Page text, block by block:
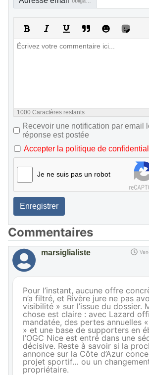
1000 Caractères restants
Recevoir une notification par email
réponse est postée
Accepter la politique de
Je ne suis pas un robot
Enregistrer
Commentaires
marsiglialiste
Pour l’instant, aucune offre
n’a filtré, et Rivère jure ne pas
visibilité » sur l’issue du dossier.
chose est claire : avec Lazard
mandatée, des pertes annuelles
» et une base de supporters en
l’OGC Nice est entré dans une
décisive. Reste à savoir si la
annonce sur la Côte d’Azur
projet sportif… ou un
propriétaire.